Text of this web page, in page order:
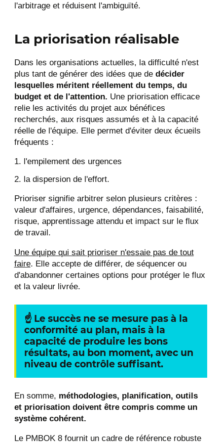
l'arbitrage et réduisent l'ambiguïté.
La priorisation réalisable
Dans les organisations actuelles, la difficulté n'est
plus tant de générer des idées que de décider
lesquelles méritent réellement du temps, du
budget et de l'attention. Une priorisation efficace
relie les activités du projet aux bénéfices
recherchés, aux risques assumés et à la capacité
réelle de l'équipe. Elle permet d'éviter deux écueils
fréquents :
l'empilement des urgences
la dispersion de l'effort.
Prioriser signifie arbitrer selon plusieurs critères :
valeur d'affaires, urgence, dépendances, faisabilité,
risque, apprentissage attendu et impact sur le flux
de travail.
Une équipe qui sait prioriser n'essaie pas de tout
faire. Elle accepte de différer, de séquencer ou
d'abandonner certaines options pour protéger le flux
et la valeur livrée.
☝ Le succès ne se mesure pas à la
conformité au plan, mais à la
capacité de produire les bons
résultats, au bon moment, avec un
niveau de contrôle suffisant.
En somme, méthodologies, planification, outils
et priorisation doivent être compris comme un
système cohérent.
Le PMBOK 8 fournit un cadre de référence robuste